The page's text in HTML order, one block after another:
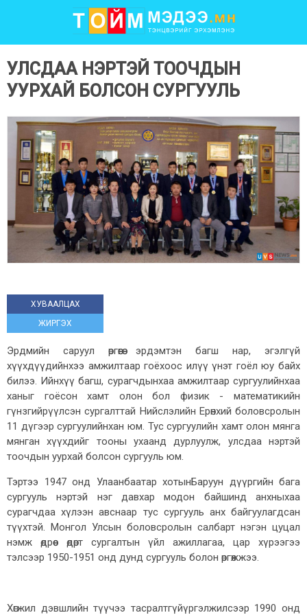
УЛСДАА НЭРТЭЙ ТООЧДЫН
УУРХАЙ БОЛСОН СУРГУУЛЬ
ХУВААЛЦАХ
ЖИРГЭХ
Эрдмийн саруул өргөөгөө эрдэмтэн багш нар, эгэлгүй
хүүхдүүдийнхээ амжилтаар гоёхоос илүү үнэт гоёл юу байх
билээ. Ийнхүү багш, сурагчдынхаа амжилтаар сургуулийнхаа
ханыг гоёсон хамт олон бол физик - математикийн
гүнзгийрүүлсэн сургалттай Нийслэлийн Ерөнхий боловсролын
11 дүгээр сургуулийнхан юм. Тус сургуулийн хамт олон мянга
мянган хүүхдийг тооны ухаанд дурлуулж, улсдаа нэртэй
тоочдын уурхай болсон сургууль юм.
Тэртээ 1947 онд Улаанбаатар хотынБаруун дүүргийн бага
сургууль нэртэй нэг давхар модон байшинд анхныхаа
сурагчдаа хүлээн авснаар тус сургууль анх байгуулагдсан
түүхтэй. Монгол Улсын боловсролын салбарт нэгэн цуцал
нэмж өдрөөс өдөрт сургалтын үйл ажиллагаа, цар хүрээгээ
тэлсээр 1950-1951 онд дунд сургууль болон өргөжжээ.
Хөгжил дэвшлийн түүчээ тасралтгүйүргэлжилсээр 1990 онд